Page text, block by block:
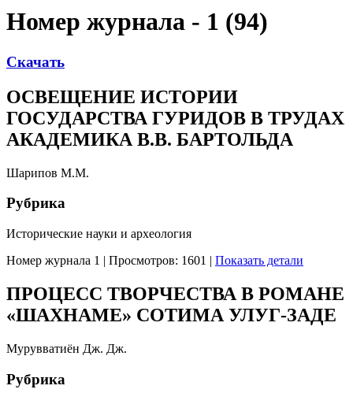
Номер журнала - 1 (94)
Скачать
ОСВЕЩЕНИЕ ИСТОРИИ
ГОСУДАРСТВА ГУРИДОВ В ТРУДАХ
АКАДЕМИКА В.В. БАРТОЛЬДА
Шарипов М.М.
Рубрика
Исторические науки и археология
Номер журнала 1 | Просмотров: 1601 | Показать детали
ПРОЦЕСС ТВОРЧЕСТВА В РОМАНЕ
«ШАХНАМЕ» СОТИМА УЛУГ-ЗАДЕ
Мурувватиён Дж. Дж.
Рубрика